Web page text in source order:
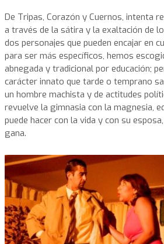
De Tripas, Corazón y Cuernos, intenta
a través de la sátira y la exaltación de
dos personajes que pueden encajar en
para ser más específicos, hemos
abnegada y tradicional por educación;
carácter innato que tarde o temprano
un hombre machista y de actitudes
revuelve la gimnasia con la magnesia,
puede hacer con la vida y con su
gana.